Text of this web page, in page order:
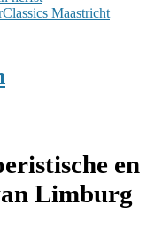
Maastricht
en
Limburg